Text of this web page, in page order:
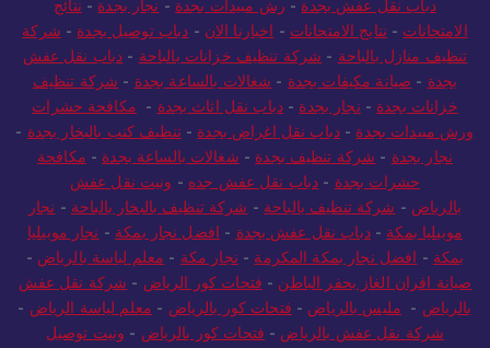
دباب نقل عفش بجدة - رش مبيدات بجدة - نجار بجدة - نتائج
الامتحانات - نتايج الامتحانات - اخبارنا الان - دباب توصيل بجدة - شركة
تنظيف منازل بالباحة - شركة تنظيف خزانات بالباحة - دباب نقل عفش
بجدة - صيانة مكيفات بجدة - شغالات بالساعة بجدة - شركة تنظيف
خزانات بجدة - نجار بجدة - دباب نقل اثاث بجدة - مكافحة حشرات
ورش مبيدات بجدة -دباب نقل اغراض بجدة -تنظيف كنب بالبخار بجدة -
نجار بجدة - شركة تنظيف بجدة - شغالات بالساعة بجدة - مكافحة
حشرات بجدة - دباب نقل عفش جده - ونيت نقل عفش
بالرياض - شركة تنظيف بالباحة - شركة تنظيف بالبخار بالباحة - نجار
موبيليا بمكة -دباب نقل عفش بجدة - افضل نجار بمكة - نجار موبيليا
بمكة - افضل نجار بمكة المكرمة - نجار مكة - معلم لياسة بالرياض -
صيانة افران الغاز بحفر الباطن - فتحات كور الرياض - شركة نقل عفش
بالرياض - مليس بالرياض - فتحات كور بالرياض - معلم لياسة الرياض -
شركة نقل عفش بالرياض - فتحات كور بالرياض - ونيت توصيل